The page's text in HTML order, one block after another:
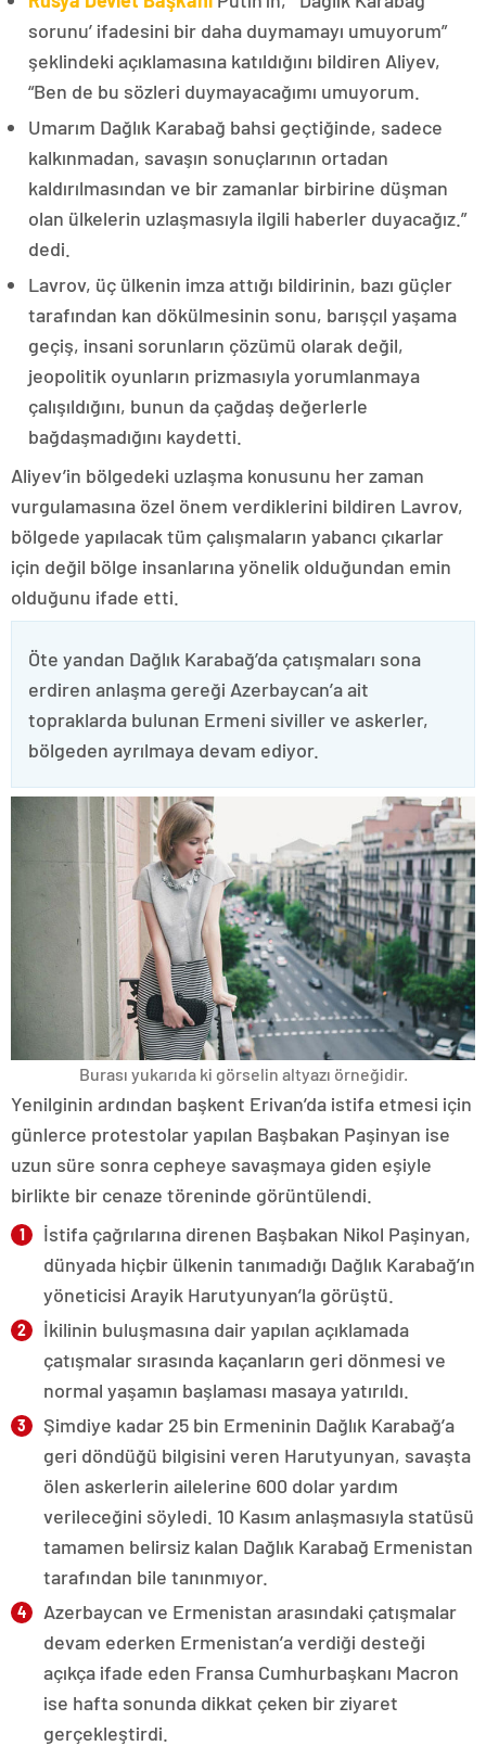
sorunu’ ifadesini bir daha duymamayı umuyorum”
şeklindeki açıklamasına katıldığını bildiren Aliyev,
“Ben de bu sözleri duymayacağımı umuyorum.
Umarım Dağlık Karabağ bahsi geçtiğinde, sadece
kalkınmadan, savaşın sonuçlarının ortadan
kaldırılmasından ve bir zamanlar birbirine düşman
olan ülkelerin uzlaşmasıyla ilgili haberler duyacağız.”
dedi.
Lavrov, üç ülkenin imza attığı bildirinin, bazı güçler
tarafından kan dökülmesinin sonu, barışçıl yaşama
geçiş, insani sorunların çözümü olarak değil,
jeopolitik oyunların prizmasıyla yorumlanmaya
çalışıldığını, bunun da çağdaş değerlerle
bağdaşmadığını kaydetti.
Aliyev’in bölgedeki uzlaşma konusunu her zaman
vurgulamasına özel önem verdiklerini bildiren Lavrov,
bölgede yapılacak tüm çalışmaların yabancı çıkarlar
için değil bölge insanlarına yönelik olduğundan emin
olduğunu ifade etti.
Öte yandan Dağlık Karabağ’da çatışmaları sona
erdiren anlaşma gereği Azerbaycan’a ait
topraklarda bulunan Ermeni siviller ve askerler,
bölgeden ayrılmaya devam ediyor.
Burası yukarıda ki görselin altyazı örneğidir.
Yenilginin ardından başkent Erivan’da istifa etmesi için
günlerce protestolar yapılan Başbakan Paşinyan ise
uzun süre sonra cepheye savaşmaya giden eşiyle
birlikte bir cenaze töreninde görüntülendi.
İstifa çağrılarına direnen Başbakan Nikol Paşinyan,
dünyada hiçbir ülkenin tanımadığı Dağlık Karabağ’ın
yöneticisi Arayik Harutyunyan’la görüştü.
İkilinin buluşmasına dair yapılan açıklamada
çatışmalar sırasında kaçanların geri dönmesi ve
normal yaşamın başlaması masaya yatırıldı.
Şimdiye kadar 25 bin Ermeninin Dağlık Karabağ’a
geri döndüğü bilgisini veren Harutyunyan, savaşta
ölen askerlerin ailelerine 600 dolar yardım
verileceğini söyledi. 10 Kasım anlaşmasıyla statüsü
tamamen belirsiz kalan Dağlık Karabağ Ermenistan
tarafından bile tanınmıyor.
Azerbaycan ve Ermenistan arasındaki çatışmalar
devam ederken Ermenistan’a verdiği desteği
açıkça ifade eden Fransa Cumhurbaşkanı Macron
ise hafta sonunda dikkat çeken bir ziyaret
gerçekleştirdi.